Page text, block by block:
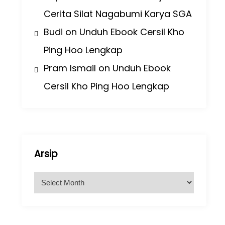
Cerita Silat Nagabumi Karya SGA
Budi on Unduh Ebook Cersil Kho
Ping Hoo Lengkap
Pram Ismail on Unduh Ebook
Cersil Kho Ping Hoo Lengkap
Arsip
r